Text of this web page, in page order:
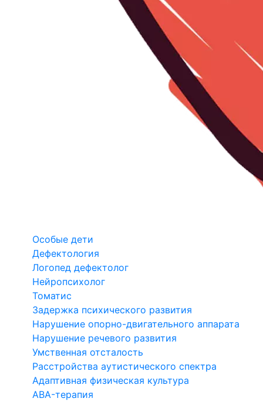
Особые дети
Дефектология
Логопед дефектолог
Нейропсихолог
Томатис
Задержка психического развития
Нарушение опорно-двигательного аппарата
Нарушение речевого развития
Умственная отсталость
Расстройства аутистического спектра
Адаптивная физическая культура
ABA-терапия